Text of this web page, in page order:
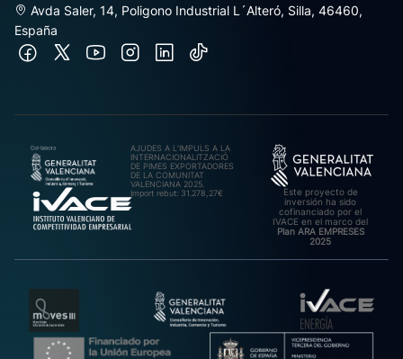
Avda Saler, 14, Poligono Industrial L´Alteró, Silla, 46460,
España
AJUDES A L’IMPULS A LA
INTERNACIONALITZACIÓ
DE PIMES EXPORTADORES
DE LA COMUNITAT
VALENCIANA 2025.
Import rebut: 31.278,27€
Este proyecto de
inversión ha sido
cofinanciado por el
IVACE en el marco del
Plan ARA EMPRESES
2025